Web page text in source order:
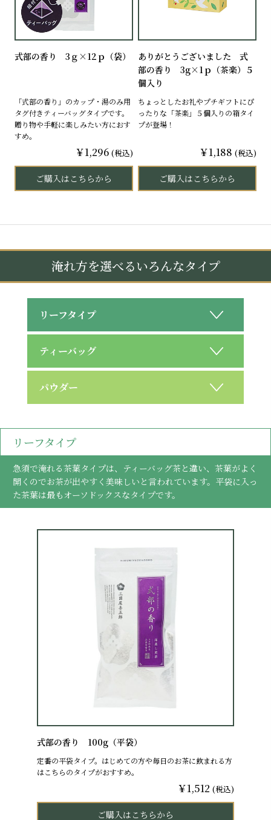
式部の香り 3ｇ×12ｐ（袋）
「式部の香り」のカップ・湯のみ用
タグ付きティーバッグタイプです。
贈り物や手軽に楽しみたい方におす
すめ。
￥1,296 (税込)
ご購入はこちらから
ありがとうございました 式
部の香り 3g×1ｐ（茶楽）５
個入り
ちょっとしたお礼やプチギフトにぴ
ったりな「茶楽」５個入りの箱タイ
プが登場！
￥1,188 (税込)
ご購入はこちらから
淹れ方を選べるいろんなタイプ
リーフタイプ
ティーバッグ
パウダー
リーフタイプ
急須で淹れる茶葉タイプは、ティーバッグ茶と違い、茶葉がよく
開くのでお茶が出やすく美味しいと言われています。平袋に入っ
た茶葉は最もオーソドックスなタイプです。
式部の香り 100g（平袋）
定番の平袋タイプ。はじめての方や毎日のお茶に飲まれる方
はこちらのタイプがおすすめ。
￥1,512 (税込)
ご購入はこちらから